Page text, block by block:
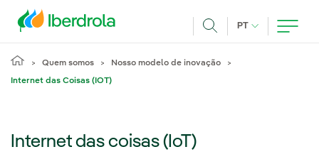
PT IDIOMA ATUAL,
Quem somos Nosso modelo de inovação
Internet das Coisas (IOT)
Internet das coisas (IoT)